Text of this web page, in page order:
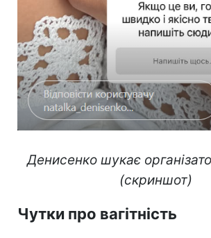
Денисенко шукає
(скриншот)
Чутки про вагітність